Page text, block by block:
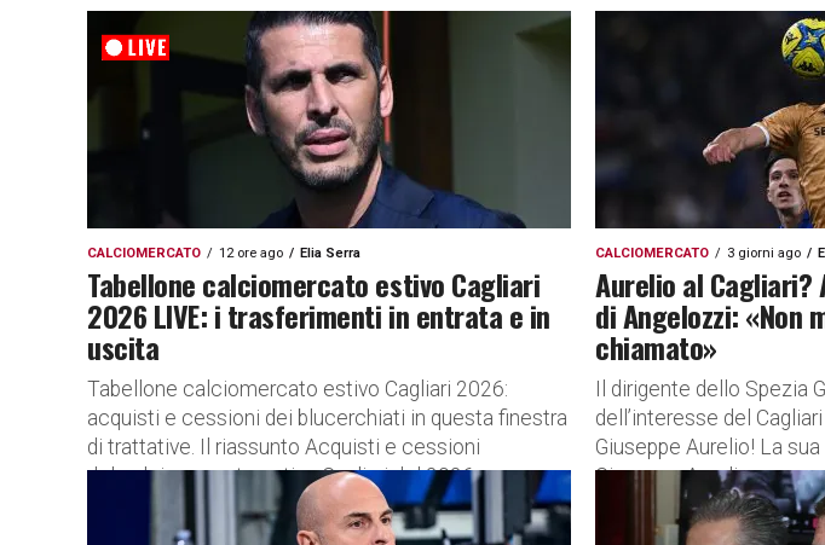
CALCIOMERCATO 12 ore ago Elia Serra
Tabellone calciomercato estivo Cagliari
2026 LIVE: i trasferimenti in entrata e in
uscita
Tabellone calciomercato estivo Cagliari 2026:
acquisti e cessioni dei blucerchiati in questa finestra
di trattative. Il riassunto Acquisti e cessioni
del calciomercato estivo Cagliari del 2026.
CALCIOMERCATO 3 giorni ago
Aurelio al Cagliari?
di Angelozzi: «Non
chiamato»
Il dirigente dello Spezia
dell’interesse del
Giuseppe Aurelio! La
Giuseppe Aurelio...